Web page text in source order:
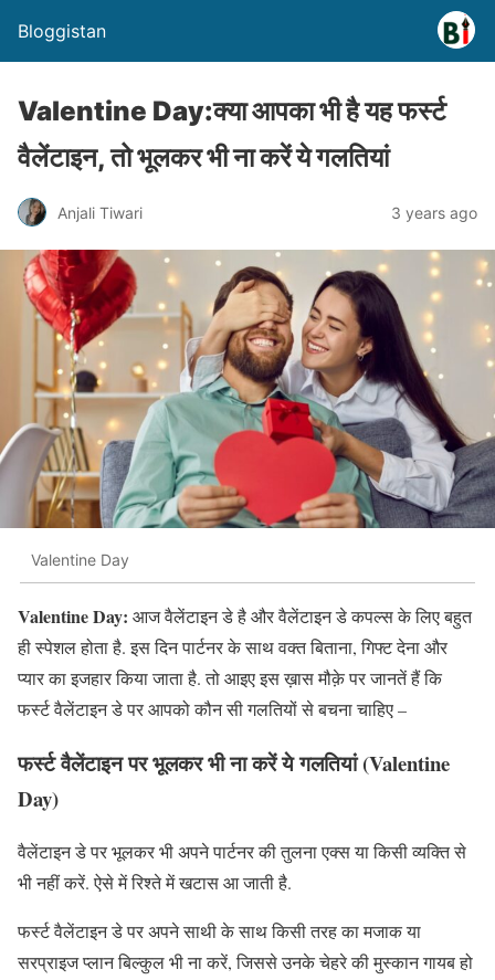
Bloggistan
Valentine Day:क्या आपका भी है यह फर्स्ट
वैलेंटाइन, तो भूलकर भी ना करें ये गलतियां
Anjali Tiwari 3 years ago
Valentine Day
Valentine Day: आज वैलेंटाइन डे है और वैलेंटाइन डे कपल्स के लिए बहुत
ही स्पेशल होता है. इस दिन पार्टनर के साथ वक्त बिताना, गिफ्ट देना और
प्यार का इजहार किया जाता है. तो आइए इस ख़ास मौक़े पर जानतें हैं कि
फर्स्ट वैलेंटाइन डे पर आपको कौन सी गलतियों से बचना चाहिए –
फर्स्ट वैलेंटाइन पर भूलकर भी ना करें ये गलतियां(Valentine
Day)
वैलेंटाइन डे पर भूलकर भी अपने पार्टनर की तुलना एक्‍स या किसी व्यक्ति से
भी नहीं करें. ऐसे में रिश्ते में खटास आ जाती है.
फर्स्ट वैलेंटाइन डे पर अपने साथी के साथ किसी तरह का मजाक या
सरप्राइज प्लान बिल्कुल भी ना करें, जिससे उनके चेहरे की मुस्कान गायब हो